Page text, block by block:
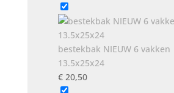
bestekbak NIEUW 6 vakken
13.5x25x24
€20,50